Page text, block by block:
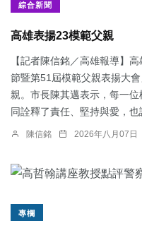
綜合新聞
​高雄表揚23模範父親
【記者陳信銘／高雄報導】
節暨第51屆模範父親表揚大
親。市長陳其邁表示，每一
同詮釋了責任、堅持與愛，也
陳信銘 2026年八月07日
專欄